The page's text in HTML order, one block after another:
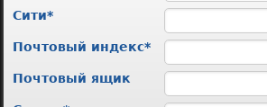
Сити*
Почтовый индекс*
Почтовый ящик